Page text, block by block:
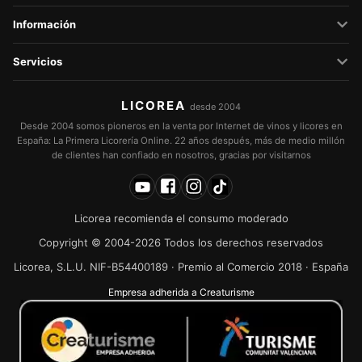
Información
Servicios
LICOREA desde 2004
Desde 2004 somos pioneros en la venta por Internet de vinos y licores en
España: La Primera Licorería Online. 22 años después, más de medio millón
de clientes han confiado en nosotros, gracias por visitarnos
Licorea recomienda el consumo moderado
Copyright © 2004-2026 Todos los derechos reservados
Licorea, S.L.U. NIF-B54400189 · Premio al Comercio 2018 · España
Empresa adherida a Creaturisme